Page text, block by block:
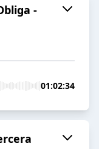
-
01:02:34